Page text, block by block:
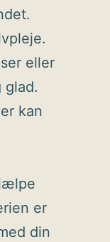
eller
glad.
kan
er
din